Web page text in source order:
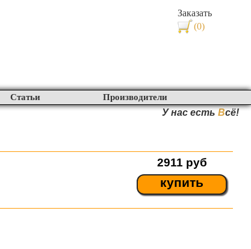
Заказать
(0)
Статьи Производители
У нас есть Всё!
2911 руб
купить